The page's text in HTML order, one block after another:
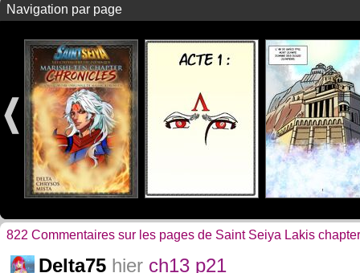
Navigation par page
822 Commentaires sur les pages de Saint Seiya Lakis
Delta75 hier ch13 p21